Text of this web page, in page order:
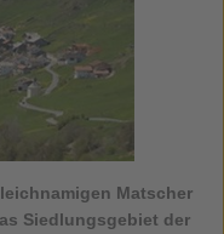
Matscher
Siedlungsgebiet der